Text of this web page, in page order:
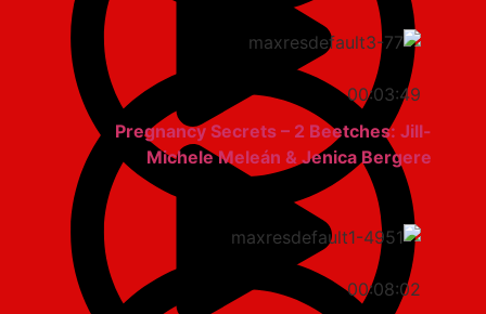
00:03:49
Pregnancy Secrets – 2 Beetches: Jill-
Michele Meleán & Jenica Bergere
00:08:02